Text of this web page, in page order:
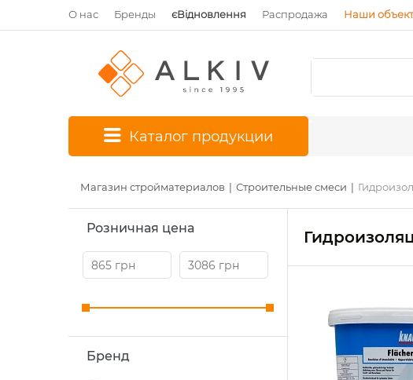
О нас Бренды єВідновлення Распродажа Наши
Каталог продукции
Магазин стройматериалов Строительные смеси
Розничная цена
Бренд